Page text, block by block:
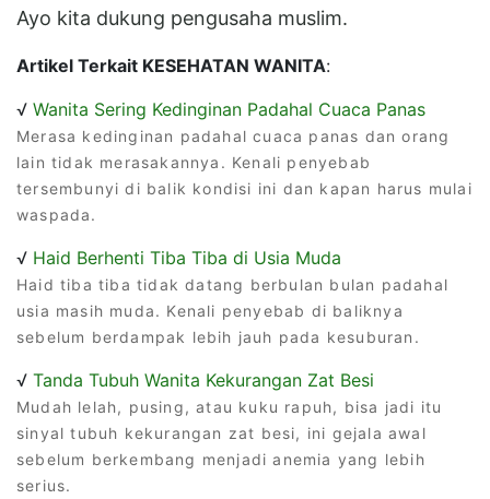
Ayo kita dukung pengusaha muslim.
Artikel Terkait KESEHATAN WANITA:
√ Wanita Sering Kedinginan Padahal Cuaca Panas
Merasa kedinginan padahal cuaca panas dan orang
lain tidak merasakannya. Kenali penyebab
tersembunyi di balik kondisi ini dan kapan harus mulai
waspada.
√ Haid Berhenti Tiba Tiba di Usia Muda
Haid tiba tiba tidak datang berbulan bulan padahal
usia masih muda. Kenali penyebab di baliknya
sebelum berdampak lebih jauh pada kesuburan.
√ Tanda Tubuh Wanita Kekurangan Zat Besi
Mudah lelah, pusing, atau kuku rapuh, bisa jadi itu
sinyal tubuh kekurangan zat besi, ini gejala awal
sebelum berkembang menjadi anemia yang lebih
serius.